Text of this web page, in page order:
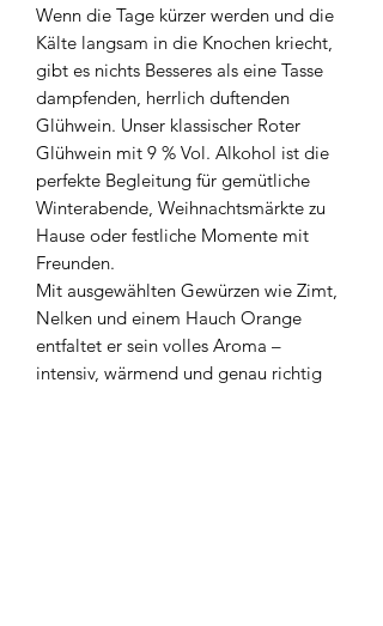
Wenn die Tage kürzer werden und die
Kälte langsam in die Knochen kriecht,
gibt es nichts Besseres als eine Tasse
dampfenden, herrlich duftenden
Glühwein. Unser klassischer Roter
Glühwein mit 9 % Vol. Alkohol ist die
perfekte Begleitung für gemütliche
Winterabende, Weihnachtsmärkte zu
Hause oder festliche Momente mit
Freunden.
Mit ausgewählten Gewürzen wie Zimt,
Nelken und einem Hauch Orange
entfaltet er sein volles Aroma –
intensiv, wärmend und genau richtig